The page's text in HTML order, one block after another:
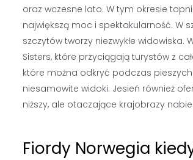
oraz wczesne lato. W tym okresie
największą moc i spektakularność. W
szczytów tworzy niezwykłe
Sisters, które przyciągają turystów z
które można odkryć podczas
niesamowite widoki. Jesień również
niższy, ale otaczające krajobrazy
Fiordy Norwegia